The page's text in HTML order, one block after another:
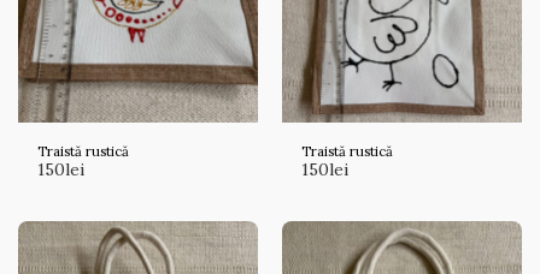
Traistă rustică
150lei
Traistă rustică
150lei